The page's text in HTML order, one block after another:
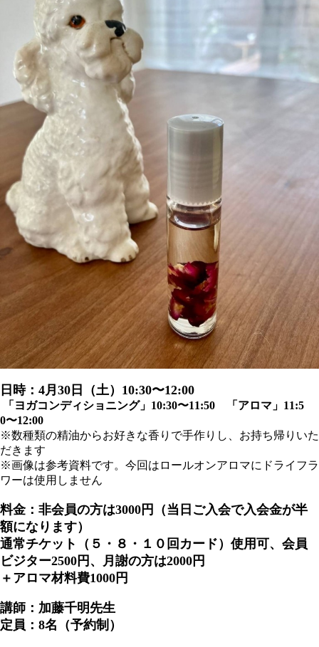
日時：4月30日（土）10:30〜12:00
「ヨガコンディショニング」10:30〜11:50 「 アロマ」11:5
0〜12:00
※数種類の精油からお好きな香りで手作りし、お持ち帰りいた
だきます
※画像は参考資料です。今回はロールオンアロマにドライフラ
ワーは使用しません
料金：非会員の方は3000円（当日ご入会で入会金が半
額になります）
通常チケット（５・８・１０回カード）使用可、会員
ビジター2500円、月謝の方は2000円
＋アロマ材料費1000円
講師：加藤千明先生
定員：8名（予約制）